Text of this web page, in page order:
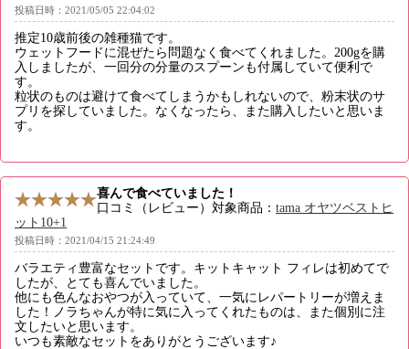
投稿日時：2021/05/05 22:04:02
推定10歳前後の雑種猫です。
ウェットフードに混ぜたら問題なく食べてくれました。200gを購
入しましたが、一回分の分量のスプーンも付属していて便利で
す。
粒状のものは避けて食べてしまうかもしれないので、粉末状のサ
プリを探していました。なくなったら、また購入したいと思いま
す。
喜んで食べていました！
口コミ（レビュー）対象商品： tama オヤツベストヒ
ット10+1
投稿日時：2021/04/15 21:24:49
バラエティ豊富なセットです。キットキャット フィレは初めてで
したが、とても喜んでいました。
他にも色んなおやつが入っていて、一気にレパートリーが増えま
した！ノラちゃんが特に気に入ってくれたものは、また個別に注
文したいと思います。
いつも素敵なセットをありがとうございます♪